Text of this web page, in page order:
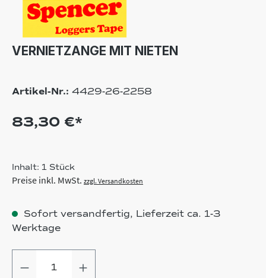
VERNIETZANGE MIT NIETEN
Artikel-Nr.: 4429-26-2258
83,30 €*
Inhalt: 1 Stück
Preise inkl. MwSt. zzgl. Versandkosten
Sofort versandfertig, Lieferzeit ca. 1-3
Werktage